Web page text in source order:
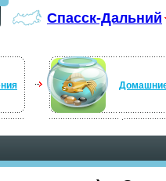
Спасск-Дальний